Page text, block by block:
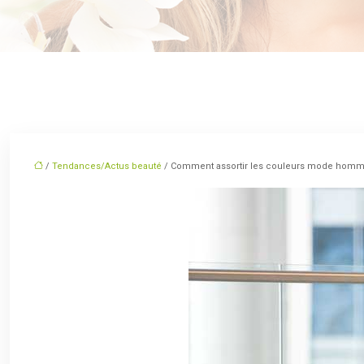
/ Tendances/Actus beauté / Comment assortir les couleurs mode